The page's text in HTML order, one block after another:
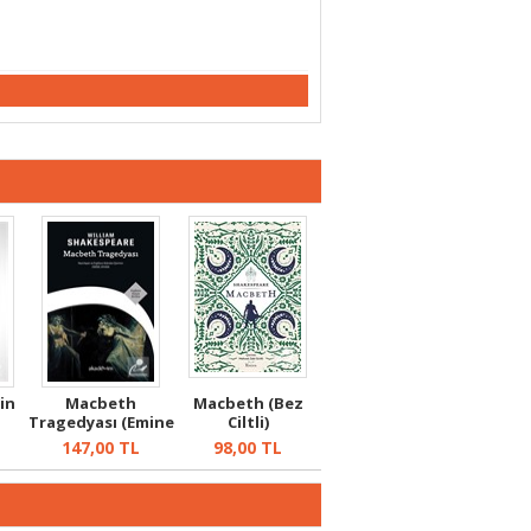
Macbeth
Tragedyası (Emine
Ayhan Çevirisi...
147,00 TL
Macbeth (Bez
Ciltli)
98,00 TL